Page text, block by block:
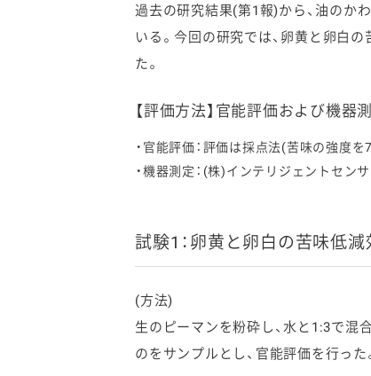
過去の研究結果(第1報)から、油のか
いる。今回の研究では、卵黄と卵白
た。
【評価方法】官能評価および機器
官能評価：評価は採点法(苦味の強度
機器測定：(株)インテリジェントセン
試験1：卵黄と卵白の苦味低
(方法)
生のピーマンを粉砕し、水と1:3で混
のをサンプルとし、官能評価を行った